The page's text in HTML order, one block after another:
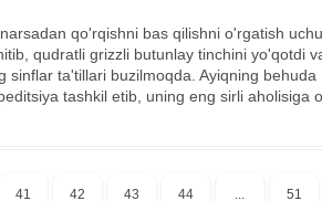
qo'rqishni bas qilishni o'rgatish
qudratli grizzli butunlay tinchini yo'qotdi
ta'tillari buzilmoqda. Ayiqning behuda
tashkil etib, uning eng sirli aholisiga
41 42 43 44 ... 51